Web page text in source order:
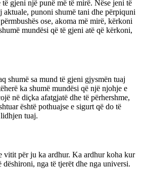
gjeni një punë më të mirë. Nëse jeni të
aktuale, punoni shumë tani dhe përpiquni
ose, akoma më mirë, kërkoni
mundësi që të gjeni atë që kërkoni,
shumë sa mund të gjeni gjysmën tuaj
ka shumë mundësi që një njohje e
në diçka afatgjatë dhe të përhershme,
është pothuajse e sigurt që do të
tuaj.
vitit për ju ka ardhur. Ka ardhur koha kur
nga të tjerët dhe nga universi.